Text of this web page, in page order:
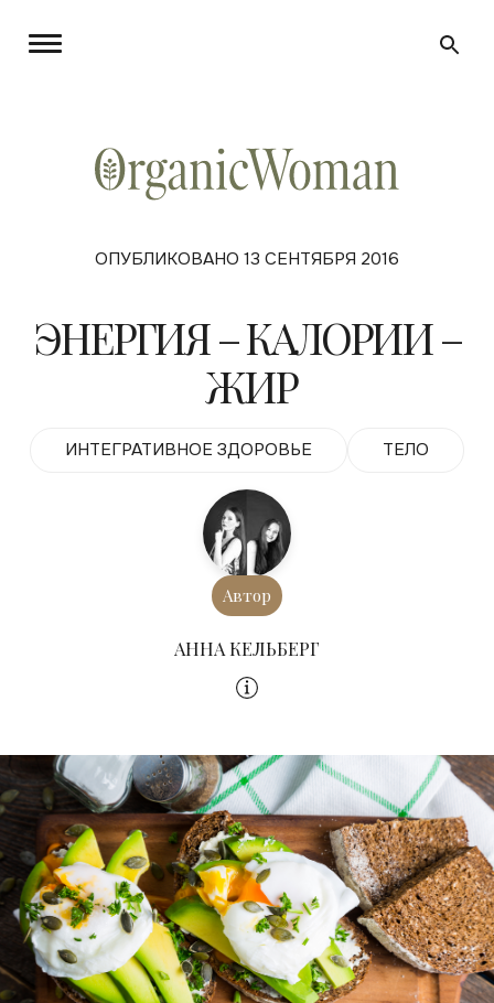
ОПУБЛИКОВАНО 13 СЕНТЯБРЯ 2016
ЭНЕРГИЯ – КАЛОРИИ –
ЖИР
ИНТЕГРАТИВНОЕ ЗДОРОВЬЕ ТЕЛО
Автор
АННА КЕЛЬБЕРГ